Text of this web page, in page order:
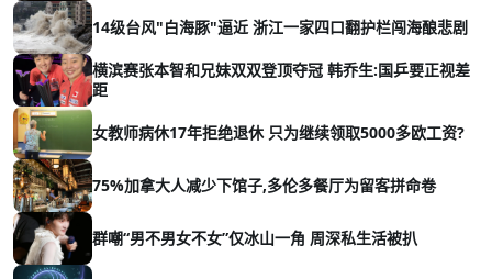
14级台风"白海豚"逼近 浙江一家四口翻护栏闯海酿悲剧
横滨赛张本智和兄妹双双登顶夺冠 韩乔生:国乒要正视差
距
女教师病休17年拒绝退休 只为继续领取5000多欧工资?
75%加拿大人减少下馆子,多伦多餐厅为留客拼命卷
群嘲“男不男女不女”仅冰山一角 周深私生活被扒